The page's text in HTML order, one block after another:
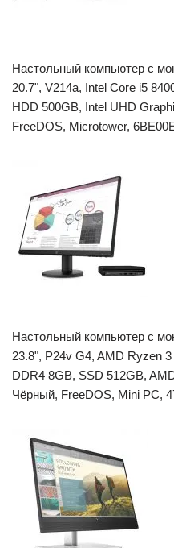
Настольный компьютер с
20.7", V214a, Intel Core i5
HDD 500GB, Intel UHD
FreeDOS, Microtower,
Настольный компьютер с
23.8", P24v G4, AMD Ryzen
DDR4 8GB, SSD 512GB,
Чёрный, FreeDOS, Mini PC,